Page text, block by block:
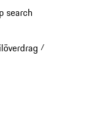
search
/